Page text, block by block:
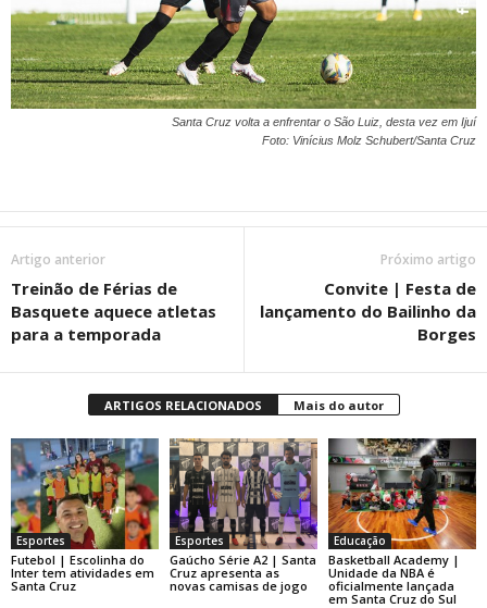
Santa Cruz volta a enfrentar o São Luiz, desta vez em Ijuí
Foto: Vinícius Molz Schubert/Santa Cruz
Artigo anterior
Treinão de Férias de
Basquete aquece atletas
para a temporada
Próximo artigo
Convite | Festa de
lançamento do Bailinho da
Borges
ARTIGOS RELACIONADOS Mais do autor
Esportes
Futebol | Escolinha do
Inter tem atividades em
Santa Cruz
Esportes
Gaúcho Série A2 | Santa
Cruz apresenta as
novas camisas de jogo
Educação
Basketball Academy |
Unidade da NBA é
oficialmente lançada
em Santa Cruz do Sul